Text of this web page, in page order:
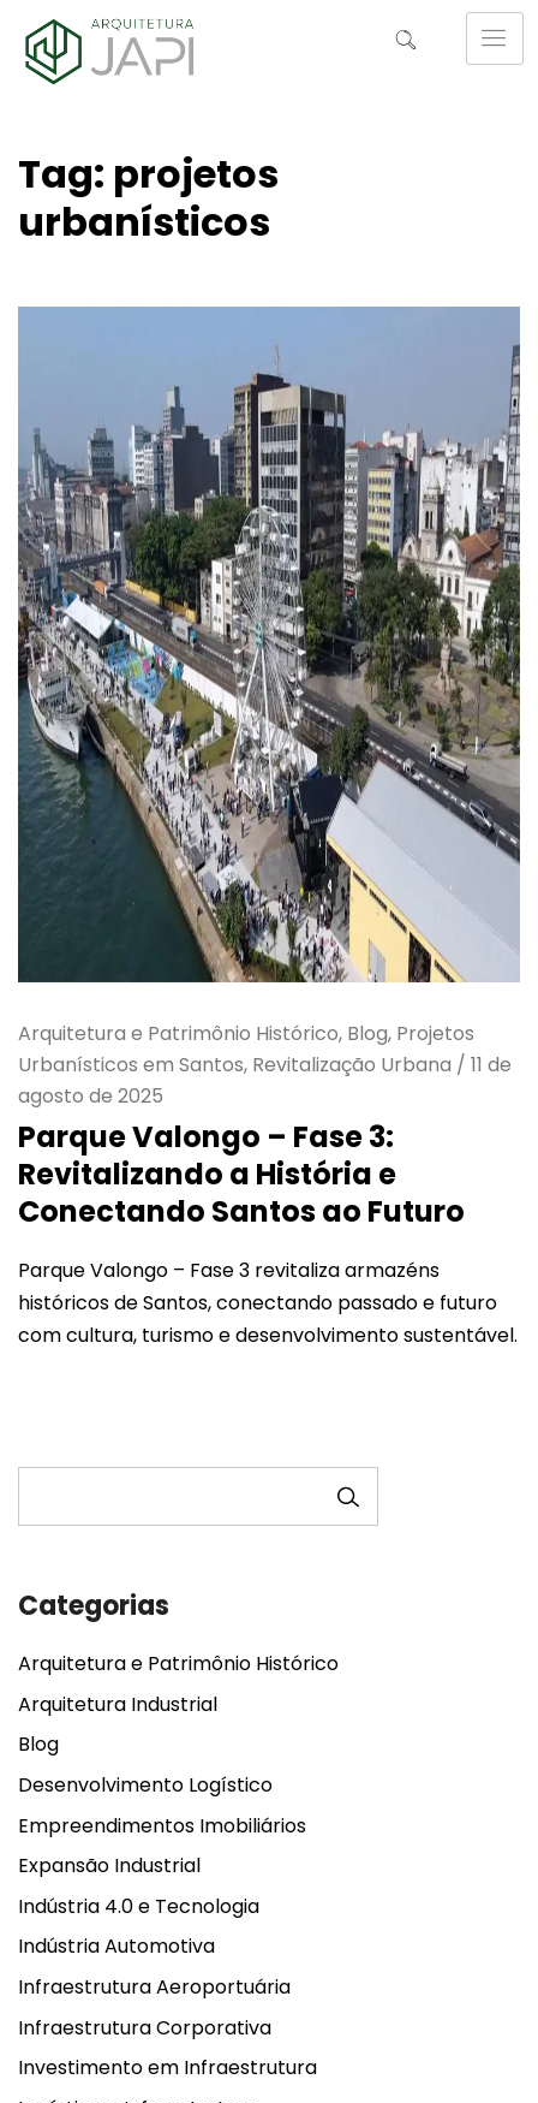
Tag: projetos
urbanísticos
Arquitetura e Patrimônio Histórico, Blog, Projetos
Urbanísticos em Santos, Revitalização Urbana / 11 de
agosto de 2025
Parque Valongo – Fase 3:
Revitalizando a História e
Conectando Santos ao Futuro
Parque Valongo – Fase 3 revitaliza armazéns
históricos de Santos, conectando passado e futuro
com cultura, turismo e desenvolvimento sustentável.
Categorias
Arquitetura e Patrimônio Histórico
Arquitetura Industrial
Blog
Desenvolvimento Logístico
Empreendimentos Imobiliários
Expansão Industrial
Indústria 4.0 e Tecnologia
Indústria Automotiva
Infraestrutura Aeroportuária
Infraestrutura Corporativa
Investimento em Infraestrutura